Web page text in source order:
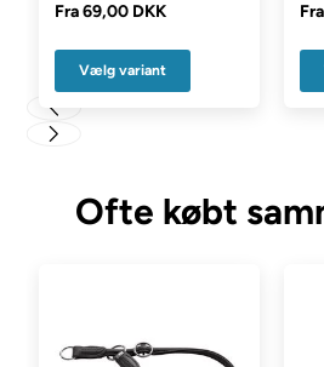
Fra69,00 DKK
Vælg variant
Fra
Ofte købt